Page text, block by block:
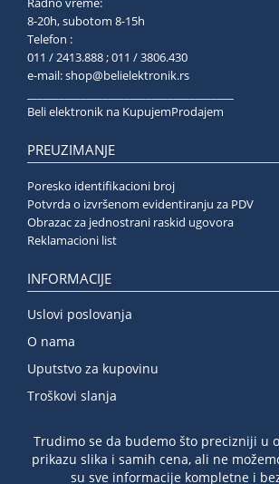
8-20h, subotom 8-15h
Telefon :
011 / 2413.888 ; 011 / 3806.430
e-mail:shop@belielektronik.rs
Beli elektronik na KupujemProdajem
PREUZIMANJE
Poresko identifikacioni broj
Potvrda o izvršenom evidentiranju za PDV
Obrazac za jednostrani raskid ugovora
Reklamacioni list
INFORMACIJE
Uslovi poslovanja
O nama
Uputstvo za kupovinu
Troškovi slanja
Trudimo se da budemo što precizniji u
prikazu slika i samih cena, ali ne
su sve informacije kompletne i